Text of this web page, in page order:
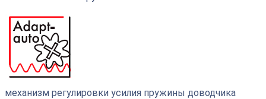
механизм регулировки усилия пружины доводчика